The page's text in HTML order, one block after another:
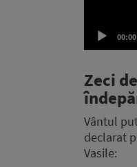
00:00
Zeci
Vântul
declarat
Vasile: